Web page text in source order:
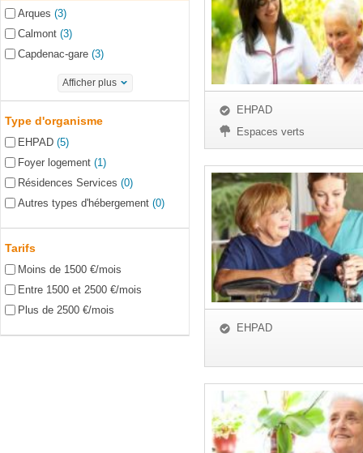
Arques (3)
Calmont (3)
Capdenac-gare (3)
Afficher plus
Type d'organisme
EHPAD (5)
Foyer logement (1)
Résidences Services (0)
Autres types d'hébergement (0)
Tarifs
Moins de 1500 €/mois
Entre 1500 et 2500 €/mois
Plus de 2500 €/mois
EHPAD
Espaces verts
EHPAD